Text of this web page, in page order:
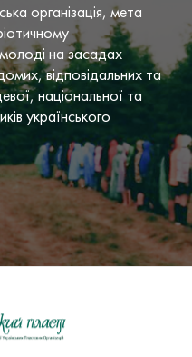
організація, мета
на засадах
відповідальних та
національної та
українського